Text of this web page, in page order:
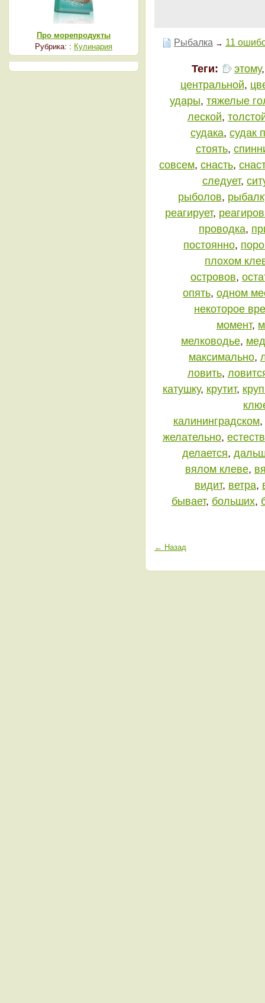
Рыбалка→ 11
Теги: этому
центральной,
удары, тяжелые
леской,
судака, судак
стоять,
совсем, снасть,
следует,
рыболов,
реагирует,
проводка,
постоянно,
плохом
островов,
опять, одном
некоторое
момент,
мелководье,
максимально,
ловить,
катушку, крутит,
калининградском,
желательно,
делается,
вялом клеве,
видит, ветра,
бывает, больших,
← Назад
Про морепродукты
Рубрика: : Кулинария